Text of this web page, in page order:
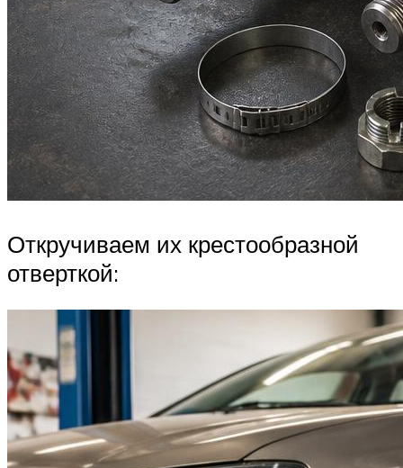
Откручиваем их крестообразной
отверткой: